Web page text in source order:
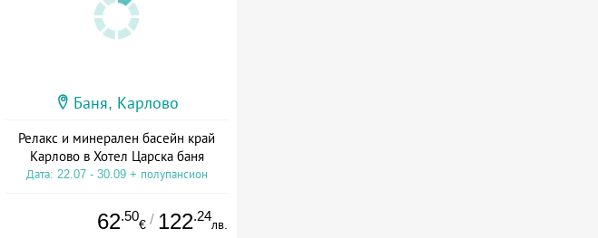
Баня, Карлово
Релакс и минерален басейн край
Карлово в Хотел Царска баня
Дата: 22.07 - 30.09 + полупансион
62.50
€ / 122.24
лв.